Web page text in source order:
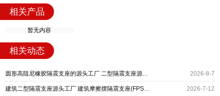
相关产品
暂无内容
相关动态
圆形高阻尼橡胶隔震支座的源头工厂 二型隔震支座源头工厂 水平力分散型橡胶隔震支座厂家电话 2026-8-7
建筑二型隔震支座源头工厂 建筑摩擦摆隔震支座(FPS)生产厂家 矩形高阻尼橡胶隔震支座 2026-7-12